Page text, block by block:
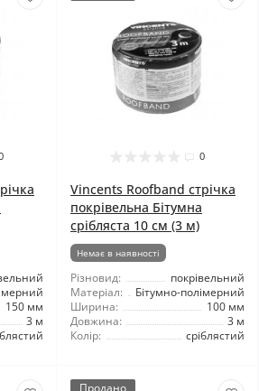
150 мм
3 м
0
Vincents Roofband стрічка
покрівельна Бітумна
срібляста 10 см (3 м)
Немає в наявності
Різновид:
покрівельний
Матеріал:
Бітумно-полімерний
Ширина:
100 мм
Довжина:
3 м
Колір:
сріблястий
Продано